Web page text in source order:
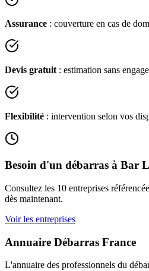
Assurance : couverture en cas de
Devis gratuit : estimation sans
Flexibilité : intervention selon vos
Besoin d'un débarras à Bar
Consultez les 10 entreprises
dès maintenant.
Voir les entreprises
Annuaire Débarras France
L'annuaire des professionnels du